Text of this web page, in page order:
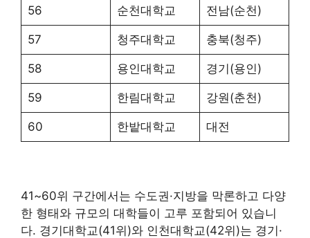
56 순천대학교 전남(순천)
57 청주대학교 충북(청주)
58 용인대학교 경기(용인)
59 한림대학교 강원(춘천)
60 한밭대학교 대전
41~60위 구간에서는 수도권·지방을 막론하고 다양
한 형태와 규모의 대학들이 고루 포함되어 있습니
다. 경기대학교(41위)와 인천대학교(42위)는 경기·